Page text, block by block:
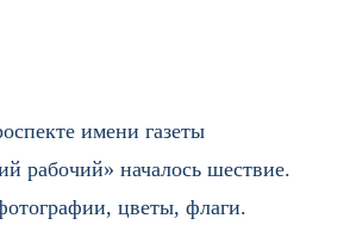
имени газеты
рабочий» началось шествие.
цветы, флаги.